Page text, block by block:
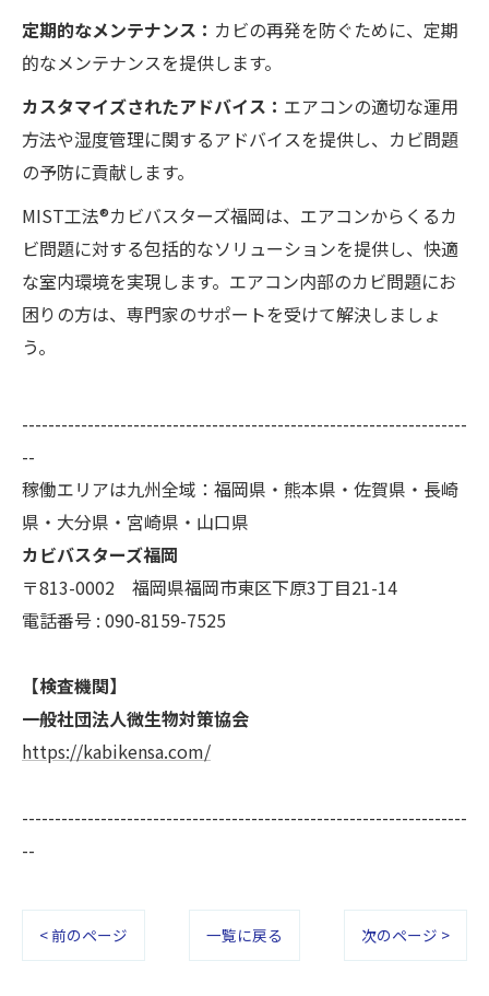
定期的なメンテナンス： カビの再発を防ぐために、定期
的なメンテナンスを提供します。
カスタマイズされたアドバイス： エアコンの適切な運用
方法や湿度管理に関するアドバイスを提供し、カビ問題
の予防に貢献します。
MIST工法®カビバスターズ福岡は、エアコンからくるカ
ビ問題に対する包括的なソリューションを提供し、快適
な室内環境を実現します。エアコン内部のカビ問題にお
困りの方は、専門家のサポートを受けて解決しましょ
う。
--------------------------------------------------------------------
--
稼働エリアは九州全域：福岡県・熊本県・佐賀県・長崎
県・大分県・宮崎県・山口県
カビバスターズ福岡
〒813-0002 福岡県福岡市東区下原3丁目21-14
電話番号 : 090-8159-7525
【検査機関】
一般社団法人微生物対策協会
https://kabikensa.com/
--------------------------------------------------------------------
--
< 前のページ 一覧に戻る 次のページ >